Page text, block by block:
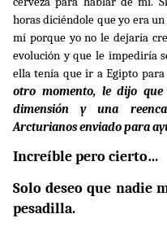
horas diciéndole que yo era
mí porque yo no le dejaría
evolución y que le impediría
ella tenía que ir a Egipto
otro momento, le dijo
dimensión y una
Arcturianos enviado para
Increíble pero cierto…
Solo deseo que nadie
pesadilla.